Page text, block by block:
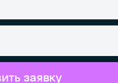
заявку